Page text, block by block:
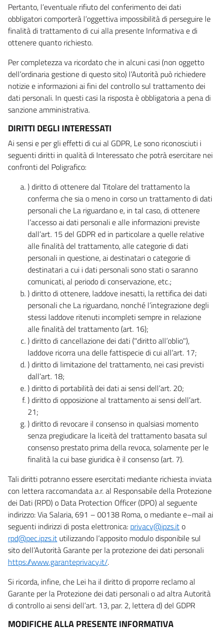
Pertanto, l’eventuale rifiuto del conferimento dei dati
obbligatori comporterà l’oggettiva impossibilità di perseguire le
finalità di trattamento di cui alla presente Informativa e di
ottenere quanto richiesto.
Per completezza va ricordato che in alcuni casi (non oggetto
dell’ordinaria gestione di questo sito) l’Autorità può richiedere
notizie e informazioni ai fini del controllo sul trattamento dei
dati personali. In questi casi la risposta è obbligatoria a pena di
sanzione amministrativa.
DIRITTI DEGLI INTERESSATI
Ai sensi e per gli effetti di cui al GDPR, Le sono riconosciuti i
seguenti diritti in qualità di Interessato che potrà esercitare nei
confronti del Poligrafico:
) diritto di ottenere dal Titolare del trattamento la
conferma che sia o meno in corso un trattamento di dati
personali che La riguardano e, in tal caso, di ottenere
l’accesso ai dati personali e alle informazioni previste
dall’art. 15 del GDPR ed in particolare a quelle relative
alle finalità del trattamento, alle categorie di dati
personali in questione, ai destinatari o categorie di
destinatari a cui i dati personali sono stati o saranno
comunicati, al periodo di conservazione, etc.;
) diritto di ottenere, laddove inesatti, la rettifica dei dati
personali che La riguardano, nonché l’integrazione degli
stessi laddove ritenuti incompleti sempre in relazione
alle finalità del trattamento (art. 16);
) diritto di cancellazione dei dati ("diritto all’oblio"),
laddove ricorra una delle fattispecie di cui all’art. 17;
) diritto di limitazione del trattamento, nei casi previsti
dall’art. 18;
) diritto di portabilità dei dati ai sensi dell’art. 20;
) diritto di opposizione al trattamento ai sensi dell’art.
21;
) diritto di revocare il consenso in qualsiasi momento
senza pregiudicare la liceità del trattamento basata sul
consenso prestato prima della revoca, solamente per le
finalità la cui base giuridica è il consenso (art. 7).
Tali diritti potranno essere esercitati mediante richiesta inviata
con lettera raccomandata a.r. al Responsabile della Protezione
dei Dati (RPD) o Data Protection Officer (DPO) al seguente
indirizzo: Via Salaria, 691 – 00138 Roma, o mediante e–mail ai
seguenti indirizzi di posta elettronica: privacy@ipzs.ito
rpd@pec.ipzs.it utilizzando l’apposito modulo disponibile sul
sito dell’Autorità Garante per la protezione dei dati personali
https://www.garanteprivacy.it/.
Si ricorda, infine, che Lei ha il diritto di proporre reclamo al
Garante per la Protezione dei dati personali o ad altra Autorità
di controllo ai sensi dell’art. 13, par. 2, lettera d) del GDPR
MODIFICHE ALLA PRESENTE INFORMATIVA